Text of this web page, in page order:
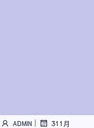
ADMIN | 31 1 月